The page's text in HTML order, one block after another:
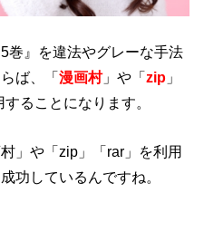
巻』を違法やグレーな手法
ば、「漫画村」や「zip 」
ることになります。
」や「zip」「rar」を利用
功しているんですね。